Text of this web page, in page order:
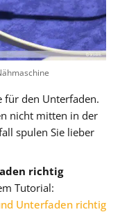
für den Unterfaden.
nicht mitten in der
spulen Sie lieber
richtig
Tutorial:
Unterfaden richtig